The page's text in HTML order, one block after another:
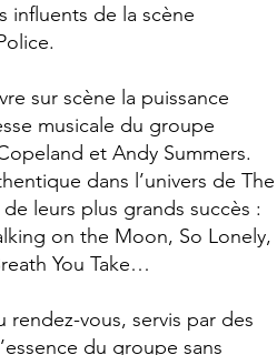
influents de la scène
sur scène la puissance
musicale du groupe
et Andy Summers.
dans l’univers de The
leurs plus grands succès :
on the Moon, So Lonely,
You Take…
rendez-vous, servis par des
du groupe sans